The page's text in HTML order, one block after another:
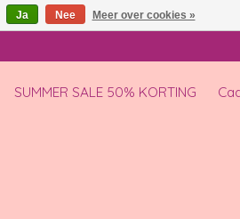
SUMMER SALE 50% KORTING
Ja Nee Meer over cookies »